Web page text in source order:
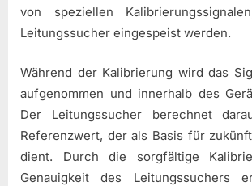
von speziellen
Leitungssucher eingespeist werden.
Während der Kalibrierung wird das
aufgenommen und innerhalb des
Der Leitungssucher berechnet
Referenzwert, der als Basis für
dient. Durch die sorgfältige
Genauigkeit des Leitungssuchers